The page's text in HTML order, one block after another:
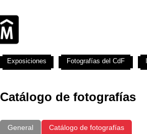
Catálogo de fotografías
General Catálogo de fotografías
Exposiciones Fotografías del CdF